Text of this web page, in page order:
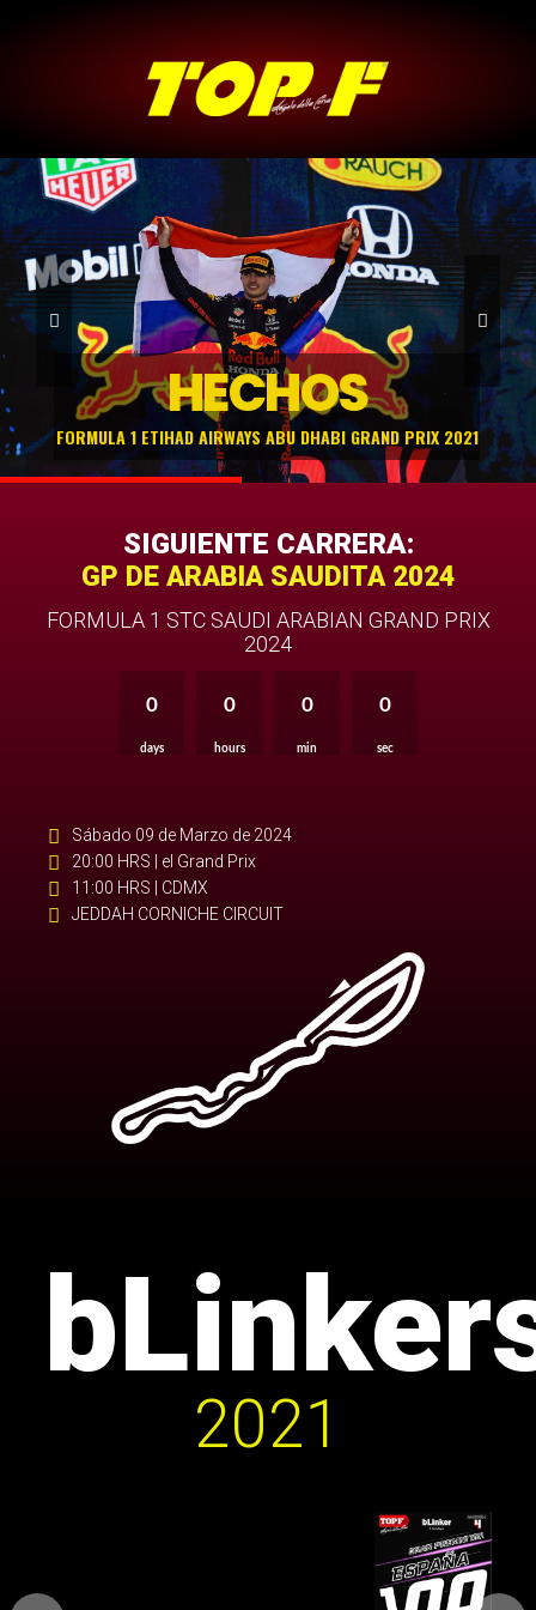
FORMULA 1 ETIHAD AIRWAYS ABU DHABI GRAND PRIX 2021
HECHOS
SIGUIENTE CARRERA:
GP DE ARABIA SAUDITA 2024
FORMULA 1 STC SAUDI ARABIAN GRAND PRIX
2024
0
days
0
hours
0
min
0
sec
Sábado 09 de Marzo de 2024
20:00 HRS | el Grand Prix
11:00 HRS | CDMX
JEDDAH CORNICHE CIRCUIT
2021